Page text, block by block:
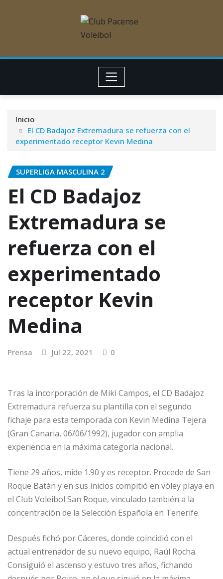
Inicio
El CD Badajoz Extremadura se refuerza con el
experimentado receptor Kevin Medina
SUPERLIGA MASCULINA 2
El CD Badajoz
Extremadura se
refuerza con el
experimentado
receptor Kevin
Medina
Prensa Jul 22, 2021 0
Tras la incorporación de Miki Campos, el CD Badajoz
Extremadura refuerza su plantilla con el segundo
fichaje para esta temporada con Kevin Medina Tejera
(Gran Canaria, 06/06/1992), jugador con amplia
experiencia en la máxima categoría nacional.
Tiene 29 años, mide 1.90 y es receptor. Procede de San
Roque Batán y en sus inicios compitió en vóley playa en
el Club Voleibol San Roque, vinculado también a la
concentración de la Selección Española en Tenerife.
Después fichó por Cáceres, donde coincidió con el
actual entrenador de su nuevo equipo, Raúl Rocha.
Consiguió el ascenso y estuvo tres años, fichando